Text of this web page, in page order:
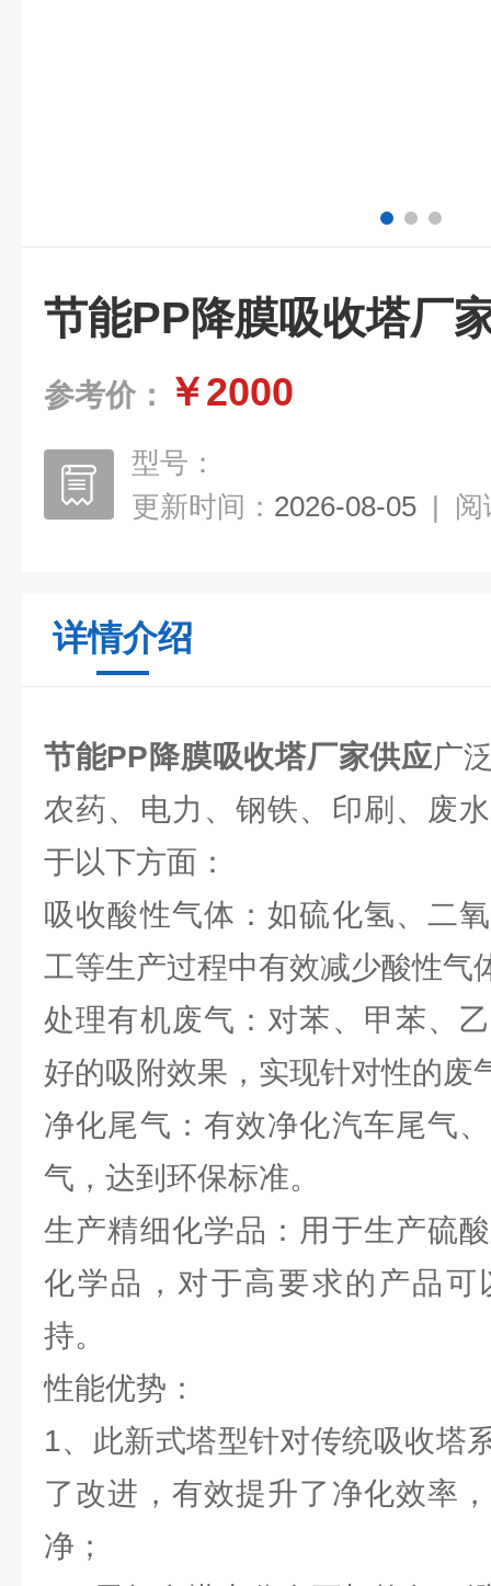
节能PP降膜吸收塔厂
参考价： ￥2000
型号：
更新时间： 2026-08-05 | 阅
详情介绍
节能PP降膜吸收塔厂家供应广
农药、电力、钢铁、印刷、废
于以下方面：
吸收酸性气体：如硫化氢、二
工等生产过程中有效减少酸性气
处理有机废气：对苯、甲苯、
好的吸附效果，实现针对性的废
净化尾气：有效净化汽车尾气
气，达到环保标准。
生产精细化学品：用于生产硫
化学品，对于高要求的产品可
持。
性能优势：
1、此新式塔型针对传统吸收塔
了改进，有效提升了净化效率
净；